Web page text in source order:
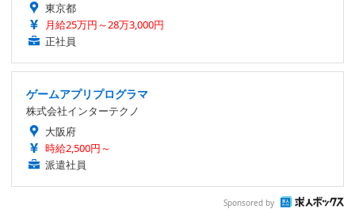
東京都
月給25万円～28万3,000円
正社員
ゲームアプリプログラマ
株式会社インターテクノ
大阪府
時給2,500円～
派遣社員
Sponsored by